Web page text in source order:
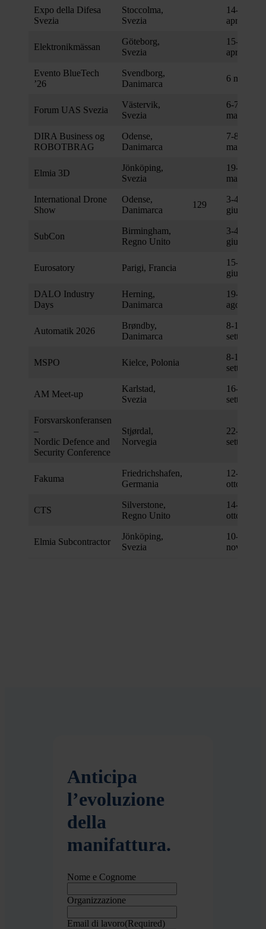
Expo della Difesa
Svezia
Stoccolma,
Svezia
14-15
aprile
Elektronikmässan
Göteborg,
Svezia
15-16
aprile
Evento BlueTech
’26
Svendborg,
Danimarca
6 maggio
Forum UAS Svezia
Västervik,
Svezia
6-7
maggio
DIRA Business og
ROBOTBRAG
Odense,
Danimarca
7-8
maggio
Elmia 3D
Jönköping,
Svezia
19-22
maggio
International Drone
Show
Odense,
Danimarca
129
3-4
giugno
SubCon
Birmingham,
Regno Unito
3-4
giugno
Eurosatory Parigi, Francia
15-19
giugno
DALO Industry
Days
Herning,
Danimarca
19-20
agosto
Automatik 2026
Brøndby,
Danimarca
8-10
settembre
MSPO Kielce, Polonia
8-11
settembre
AM Meet-up
Karlstad,
Svezia
16-17
settembre
Forsvarskonferansen
–
Nordic Defence and
Security Conference
Stjørdal,
Norvegia
22-23
settembre
Fakuma
Friedrichshafen,
Germania
12-16
ottobre
CTS
Silverstone,
Regno Unito
14-15
ottobre
Elmia Subcontractor
Jönköping,
Svezia
10-12
novembre
Anticipa
l’evoluzione
della
manifattura.
Nome e Cognome
Organizzazione
Email di lavoro(Required)